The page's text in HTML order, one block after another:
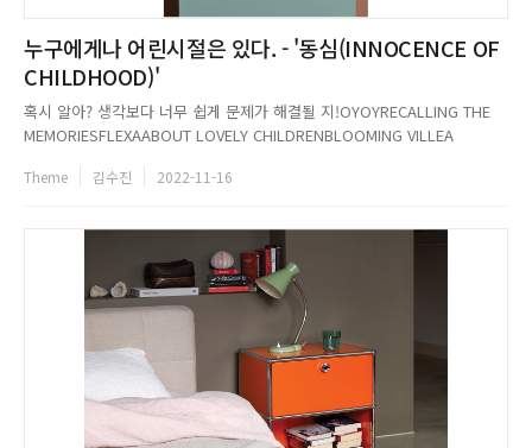
누구에게나 어린시절은 있다. - '동심(INNOCENCE OF
CHILDHOOD)'
혹시 알아? 생각보다 너무 쉽게 문제가 해결될 지!OYOYRECALLING THE
MEMORIESFLEXAABOUT LOVELY CHILDRENBLOOMING VILLEA
Theme 김수진 2022-11-16